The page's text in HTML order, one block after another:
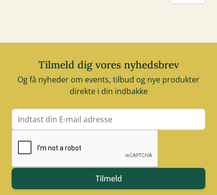
Tilmeld dig vores nyhedsbrev
Og få nyheder om events, tilbud og nye produkter
direkte i din indbakke
E-mail adresse
Tilmeld